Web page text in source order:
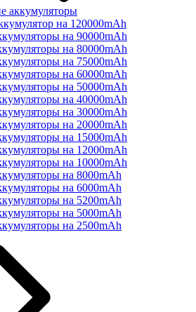
аккумуляторы
на 120000mAh
на 90000mAh
на 80000mAh
на 75000mAh
на 60000mAh
на 50000mAh
на 40000mAh
на 30000mAh
на 20000mAh
на 15000mAh
на 12000mAh
на 10000mAh
на 8000mAh
на 6000mAh
на 5200mAh
на 5000mAh
на 2500mAh